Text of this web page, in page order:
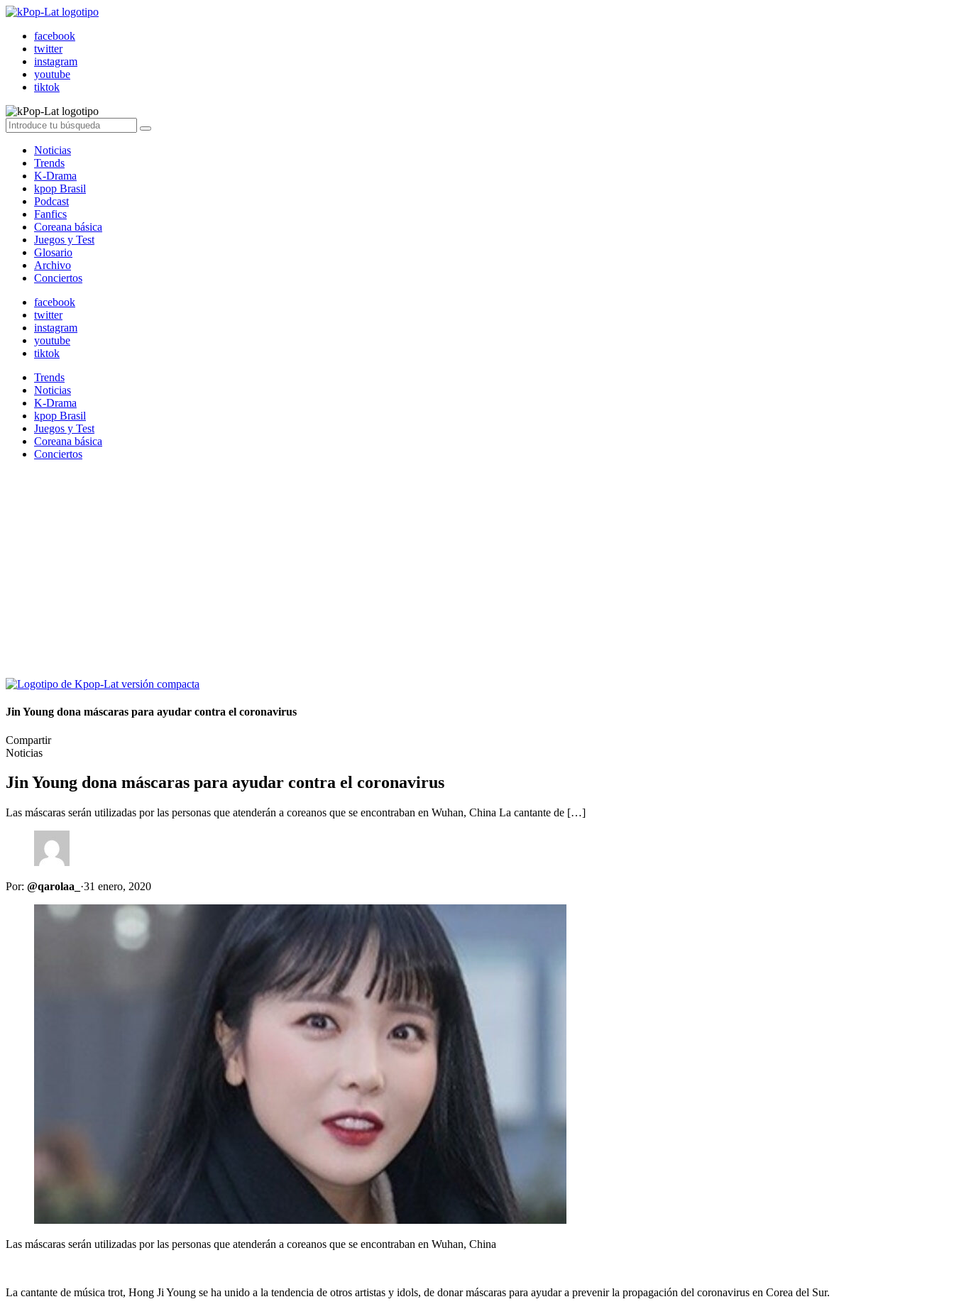
facebook
twitter
instagram
youtube
tiktok
Noticias
Trends
K-Drama
kpop Brasil
Podcast
Fanfics
Coreana básica
Juegos y Test
Glosario
Archivo
Conciertos
facebook
twitter
instagram
youtube
tiktok
Trends
Noticias
K-Drama
kpop Brasil
Juegos y Test
Coreana básica
Conciertos
Jin Young dona máscaras para ayudar contra el coronavirus
Compartir
Noticias
Jin Young dona máscaras para ayudar contra el coronavirus
Las máscaras serán utilizadas por las personas que atenderán a coreanos que se encontraban en Wuhan, China La cantante de […]
Por: @qarolaa_ ·31 enero, 2020
Las máscaras serán utilizadas por las personas que atenderán a coreanos que se encontraban en Wuhan, China
La cantante de música trot, Hong Ji Young se ha unido a la tendencia de otros artistas y idols, de donar máscaras para ayudar a prevenir la propagación del coronavirus en Corea del Sur.